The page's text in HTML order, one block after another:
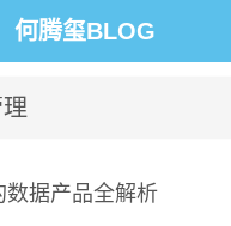
数据产品全解析
何腾玺BLOG